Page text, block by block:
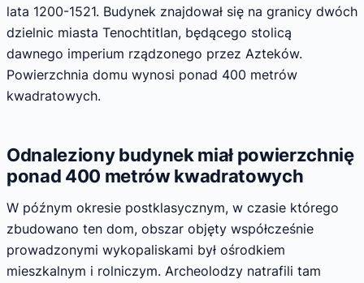
lata 1200-1521. Budynek znajdował się na granicy dwóch
dzielnic miasta Tenochtitlan, będącego stolicą
dawnego imperium rządzonego przez Azteków.
Powierzchnia domu wynosi ponad 400 metrów
kwadratowych.
Odnaleziony budynek miał powierzchnię
ponad 400 metrów kwadratowych
W późnym okresie postklasycznym, w czasie którego
zbudowano ten dom, obszar objęty współcześnie
prowadzonymi wykopaliskami był ośrodkiem
mieszkalnym i rolniczym. Archeolodzy natrafili tam